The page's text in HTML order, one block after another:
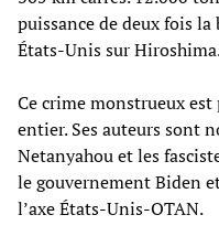
puissance de deux fois
États-Unis sur
Ce crime monstrueux
entier. Ses auteurs sont
Netanyahou et les
le gouvernement Biden
l’axe États-Unis-OTAN.